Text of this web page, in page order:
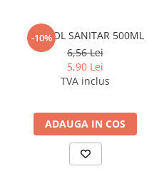
Echere
Rigle
Compas scolar
Foarfeci
Markere evidentiatoare text
Markere permanente
-10%
ALCOOL SANITAR 500ML
6,56 Lei
5,90 Lei
TVA inclus
ADAUGA IN COS